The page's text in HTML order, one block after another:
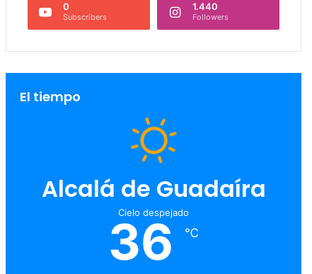
0
Subscribers
1.440
Followers
El tiempo
Alcalá de Guadaíra
Cielo despejado
36 ℃